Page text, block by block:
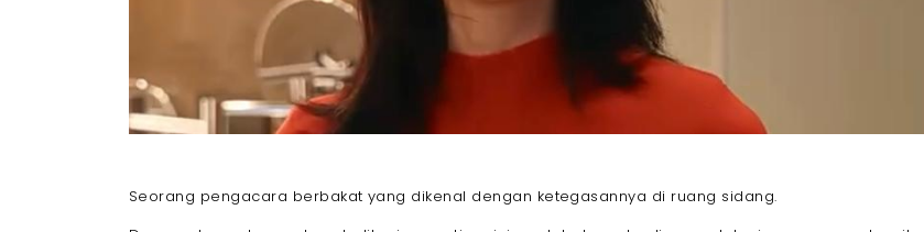
Seorang pengacara berbakat yang dikenal dengan ketegasannya di ruang sidang.